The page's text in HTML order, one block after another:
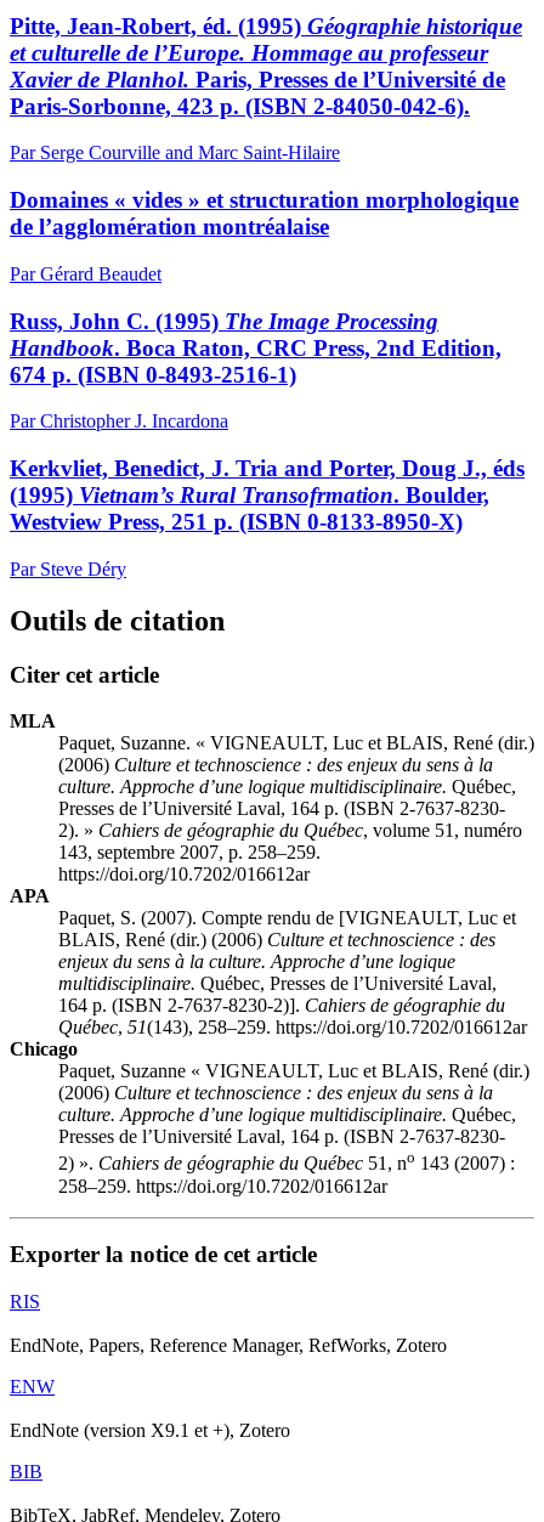
Pitte, Jean-Robert, éd. (1995) Géographie historique
et culturelle de l’Europe. Hommage au professeur
Xavier de Planhol. Paris, Presses de l’Université de
Paris-Sorbonne, 423 p. (ISBN 2-84050-042-6).
Par Serge Courville and Marc Saint-Hilaire
Domaines « vides » et structuration morphologique
de l’agglomération montréalaise
Par Gérard Beaudet
Russ, John C. (1995) The Image Processing
Handbook. Boca Raton, CRC Press, 2nd Edition,
674 p. (ISBN 0-8493-2516-1)
Par Christopher J. Incardona
Kerkvliet, Benedict, J. Tria and Porter, Doug J., éds
(1995) Vietnam’s Rural Transofrmation. Boulder,
Westview Press, 251 p. (ISBN 0-8133-8950-X)
Par Steve Déry
Outils de citation
Citer cet article
MLA
Paquet, Suzanne. « VIGNEAULT, Luc et BLAIS, René (dir.)
(2006) Culture et technoscience : des enjeux du sens à la
culture. Approche d’une logique multidisciplinaire. Québec,
Presses de l’Université Laval, 164 p. (ISBN 2-7637-8230-
2). » Cahiers de géographie du Québec, volume 51, numéro
143, septembre 2007, p. 258–259.
https://doi.org/10.7202/016612ar
APA
Paquet, S. (2007). Compte rendu de [VIGNEAULT, Luc et
BLAIS, René (dir.) (2006) Culture et technoscience : des
enjeux du sens à la culture. Approche d’une logique
multidisciplinaire. Québec, Presses de l’Université Laval,
164 p. (ISBN 2-7637-8230-2)]. Cahiers de géographie du
Québec, 51(143), 258–259. https://doi.org/10.7202/016612ar
Chicago
Paquet, Suzanne « VIGNEAULT, Luc et BLAIS, René (dir.)
(2006) Culture et technoscience : des enjeux du sens à la
culture. Approche d’une logique multidisciplinaire. Québec,
Presses de l’Université Laval, 164 p. (ISBN 2-7637-8230-
2) ». Cahiers de géographie du Québec 51, no 143 (2007) :
258–259. https://doi.org/10.7202/016612ar
Exporter la notice de cet article
RIS
EndNote, Papers, Reference Manager, RefWorks, Zotero
ENW
EndNote (version X9.1 et +), Zotero
BIB
BibTeX, JabRef, Mendeley, Zotero